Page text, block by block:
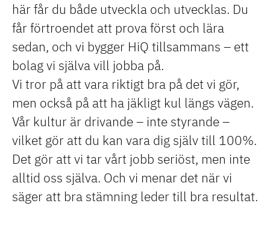
här får du både utveckla och utvecklas. Du
får förtroendet att prova först och lära
sedan, och vi bygger HiQ tillsammans – ett
bolag vi själva vill jobba på.
Vi tror på att vara riktigt bra på det vi gör,
men också på att ha jäkligt kul längs vägen.
Vår kultur är drivande – inte styrande –
vilket gör att du kan vara dig själv till 100%.
Det gör att vi tar vårt jobb seriöst, men inte
alltid oss själva. Och vi menar det när vi
säger att bra stämning leder till bra resultat.